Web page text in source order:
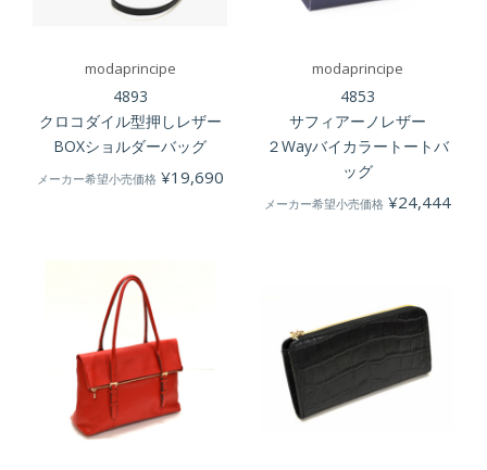
modaprincipe
4893
クロコダイル型押しレザー
BOXショルダーバッグ
メーカー希望小売価格 ¥19,690
modaprincipe
4853
サフィアーノレザー
２Wayバイカラートートバ
ッグ
メーカー希望小売価格 ¥24,444